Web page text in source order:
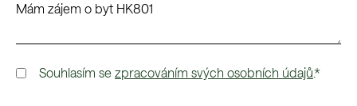
Souhlasím se zpracováním svých osobních údajů.*